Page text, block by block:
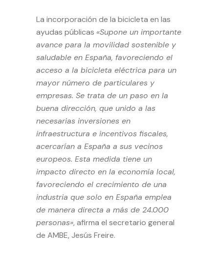
La incorporación de la bicicleta en las
ayudas públicas «Supone un importante
avance para la movilidad sostenible y
saludable en España, favoreciendo el
acceso a la bicicleta eléctrica para un
mayor número de particulares y
empresas. Se trata de un paso en la
buena dirección, que unido a las
necesarias inversiones en
infraestructura e incentivos fiscales,
acercarían a España a sus vecinos
europeos. Esta medida tiene un
impacto directo en la economía local,
favoreciendo el crecimiento de una
industria que solo en España emplea
de manera directa a más de 24.000
personas», afirma el secretario general
de AMBE, Jesús Freire.